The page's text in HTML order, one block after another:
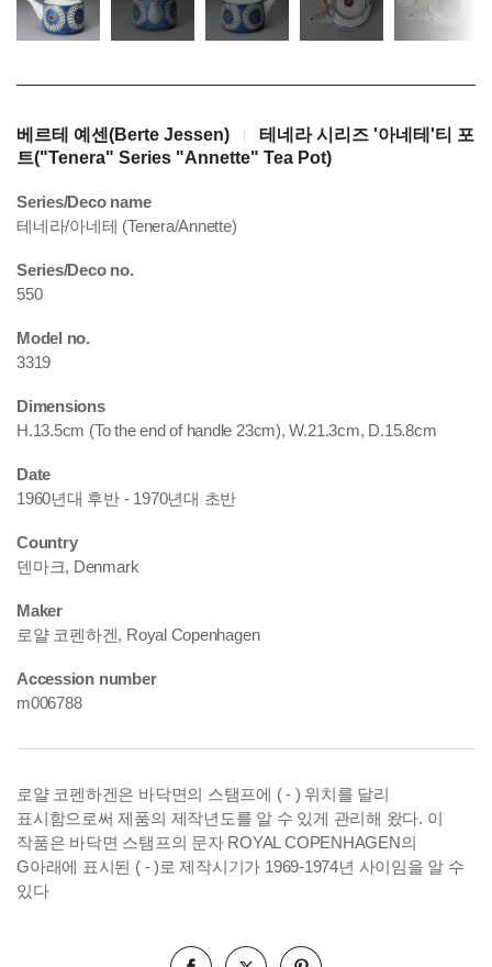
베르테 예센(Berte Jessen)
테네라 시리즈 '아네테'티 포
트("Tenera" Series "Annette" Tea Pot)
Series/Deco name
테네라/아네테 (Tenera/Annette)
Series/Deco no.
550
Model no.
3319
Dimensions
H.13.5cm (To the end of handle 23cm), W.21.3cm, D.15.8cm
Date
1960년대 후반 - 1970년대 초반
Country
덴마크, Denmark
Maker
로얄 코펜하겐, Royal Copenhagen
Accession number
m006788
로얄 코펜하겐은 바닥면의 스탬프에 ( - ) 위치를 달리
표시함으로써 제품의 제작년도를 알 수 있게 관리해 왔다. 이
작품은 바닥면 스탬프의 문자 ROYAL COPENHAGEN의
G아래에 표시된 ( - )로 제작시기가 1969-1974년 사이임을 알 수
있다